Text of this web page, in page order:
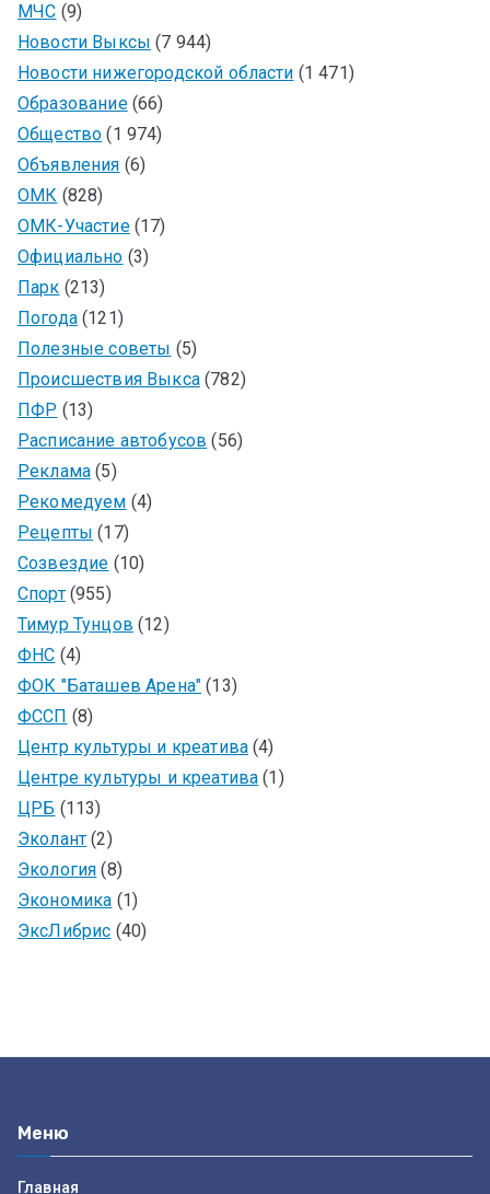
МЧС (9)
Новости Выксы (7 944)
Новости нижегородской области (1 471)
Образование(66)
Общество (1 974)
Объявления (6)
ОМК (828)
ОМК-Участие(17)
Официально (3)
Парк (213)
Погода(121)
Полезные советы (5)
Происшествия Выкса(782)
ПФР (13)
Расписание автобусов (56)
Реклама (5)
Рекомедуем (4)
Рецепты (17)
Созвездие (10)
Спорт(955)
Тимур Тунцов (12)
ФНС (4)
ФОК "Баташев Арена" (13)
ФССП (8)
Центр культуры и креатива (4)
Центре культуры и креатива (1)
ЦРБ (113)
Эколант (2)
Экология (8)
Экономика (1)
ЭксЛибрис (40)
Меню
Главная